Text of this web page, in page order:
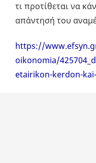
τι προτίθεται να
απάντησή του
https://
oikonomia/
etairikon-kerdon-